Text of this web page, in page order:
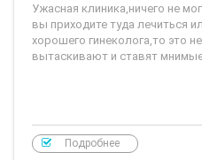
Ужасная клиника,ничего не
вы приходите туда лечиться
хорошего гинеколога,то это
вытаскивают и ставят
Подробнее